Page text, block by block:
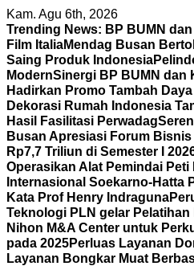
Skip
to
content
Kam. Agu 6th, 2026
Trending News: BP BUMN
Film ItaliaMendag Busan
Saing Produk Indonesia
ModernSinergi BP BUMN dan
Hadirkan Promo Tambah
Dekorasi Rumah Indonesia
Hasil Fasilitasi Perwadag
Busan Apresiasi Forum
Rp7,7 Triliun di Semester I
Operasikan Alat Pemindai
Internasional Soekarno-Hatta
Kata Prof Henry Indraguna
Teknologi PLN gelar
Nihon M&A Center untuk
pada 2025Perluas Layanan
Layanan Bongkar Muat